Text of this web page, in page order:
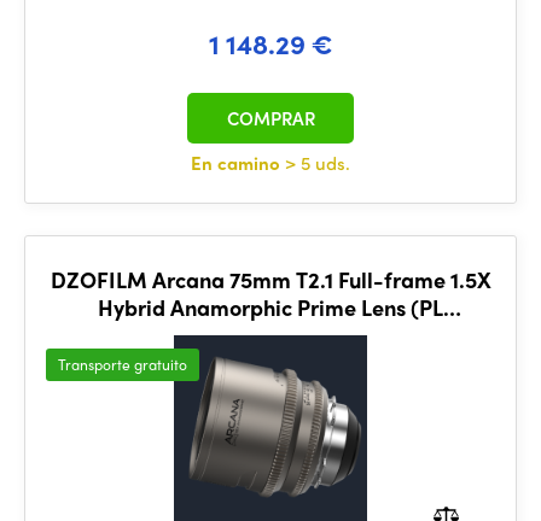
1 148.29 €
En camino > 5 uds.
COMPRAR
DZOFILM Arcana 75mm T2.1 Full-frame 1.5X
Hybrid Anamorphic Prime Lens (PL
mount,meter)
Transporte gratuito